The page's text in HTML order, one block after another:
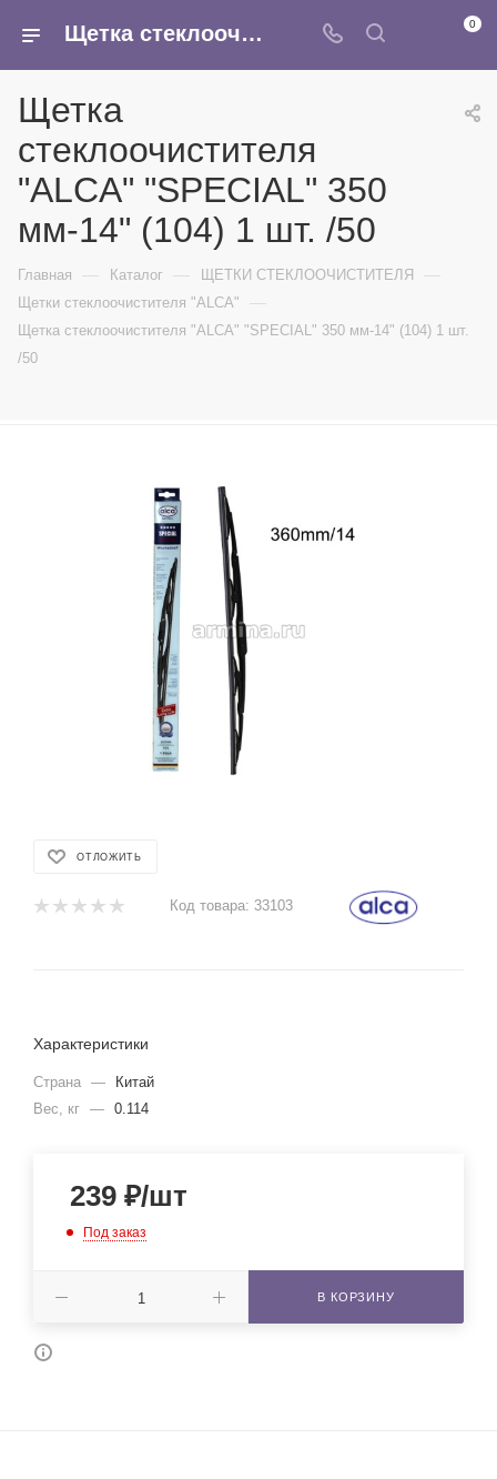
Щетка стеклоочистителя "ALCA" "SPECIAL" 350 мм-14" (104) 1 шт. /50 - купить в интернет-магазине Армина 0
Щетка
стеклоочистителя
"ALCA" "SPECIAL" 350
мм-14" (104) 1 шт. /50
Главная — Каталог — ЩЕТКИ СТЕКЛООЧИСТИТЕЛЯ —
Щетки стеклоочистителя "ALCA" —
Щетка стеклоочистителя "ALCA" "SPECIAL" 350 мм-14" (104) 1 шт.
/50
ОТЛОЖИТЬ
Код товара: 33103
Характеристики
Страна —
Китай
Вес, кг — 0.114
239 ₽/шт
Под заказ
В КОРЗИНУ